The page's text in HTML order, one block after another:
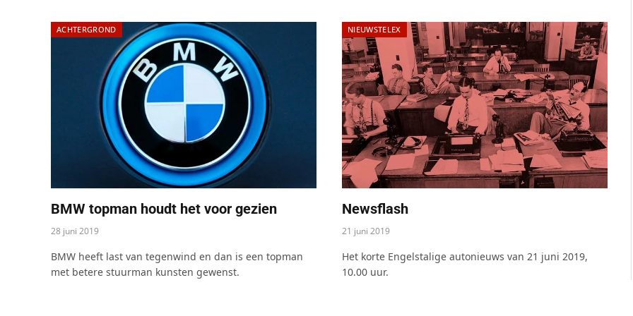
ACHTERGROND
BMW topman houdt het voor gezien
28 juni 2019
BMW heeft last van tegenwind en dan is een topman
met betere stuurman kunsten gewenst.
NIEUWSTELEX
Newsflash
21 juni 2019
Het korte Engelstalige autonieuws van 21 juni 2019,
10.00 uur.